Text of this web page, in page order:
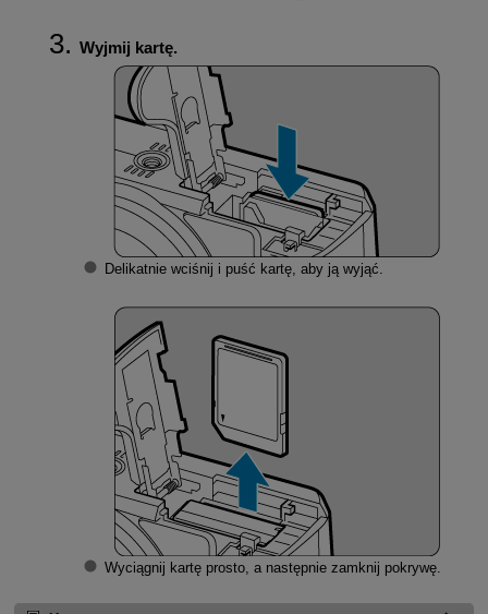
Wyjmij kartę.
Delikatnie wciśnij i puść kartę, aby ją wyjąć.
Wyciągnij kartę prosto, a następnie zamknij pokrywę.